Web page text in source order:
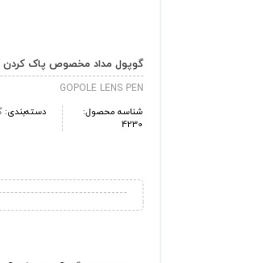
گوپول مداد مخصوص پاک کردن
GOPOLE LENS PEN
شناسه محصول:
4230
دسته‌بندی: